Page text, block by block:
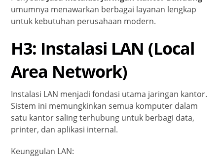
umumnya menawarkan berbagai layanan lengkap
untuk kebutuhan perusahaan modern.
H3: Instalasi LAN (Local
Area Network)
Instalasi LAN menjadi fondasi utama jaringan kantor.
Sistem ini memungkinkan semua komputer dalam
satu kantor saling terhubung untuk berbagi data,
printer, dan aplikasi internal.
Keunggulan LAN: